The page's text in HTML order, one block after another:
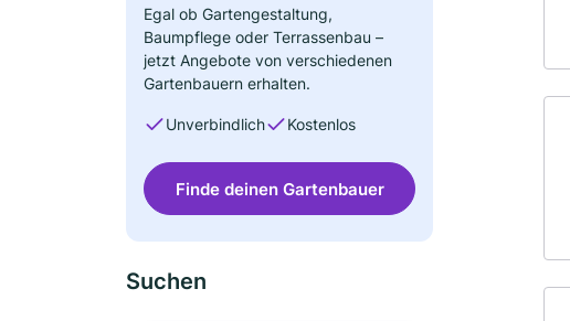
Egal ob Gartengestaltung,
Baumpflege oder Terrassenbau –
jetzt Angebote von verschiedenen
Gartenbauern erhalten.
Unverbindlich Kostenlos
Finde deinen Gartenbauer
Suchen